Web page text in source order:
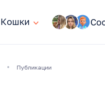
Кошки
Кошки
Публикации